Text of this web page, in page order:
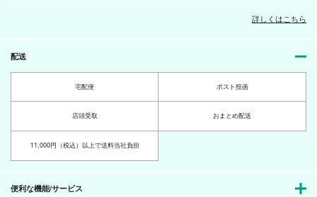
詳しくはこちら
配送
宅配便 ポスト投函
店頭受取 おまとめ配送
11,000円（税込）以上で送料当社負担
便利な機能/サービス